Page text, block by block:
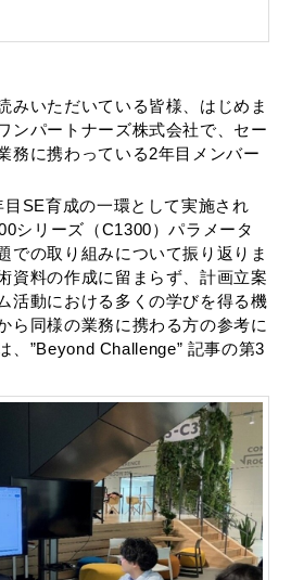
みいただいている皆様、はじめま
ンパートナーズ株式会社で、セー
務に携わっている2年目メンバー
SE育成の一環として実施され
シリーズ（C1300）パラメータ
での取り組みについて振り返りま
資料の作成に留まらず、計画立案
活動における多くの学びを得る機
ら同様の業務に携わる方の参考に
、”Beyond Challenge” 記事の第3